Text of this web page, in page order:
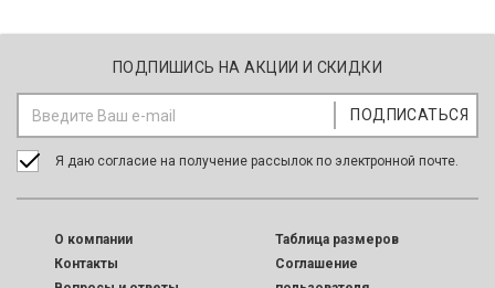
ПОДПИШИСЬ НА АКЦИИ И СКИДКИ
Я даю согласие на получение рассылок по электронной почте.
O компании
Контакты
Таблица размеров
Соглашение